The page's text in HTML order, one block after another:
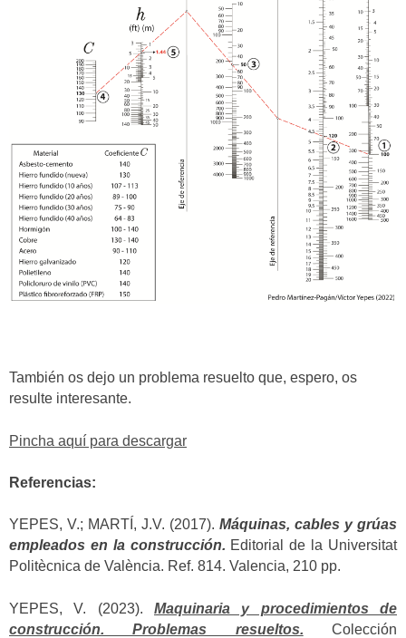
También os dejo un problema resuelto que, espero, os
resulte interesante.
Pincha aquí para descargar
Referencias:
YEPES, V.; MARTÍ, J.V. (2017). Máquinas, cables y grúas
empleados en la construcción. Editorial de la Universitat
Politècnica de València. Ref. 814. Valencia, 210 pp.
YEPES, V. (2023). Maquinaria y procedimientos de
construcción. Problemas resueltos. Colección